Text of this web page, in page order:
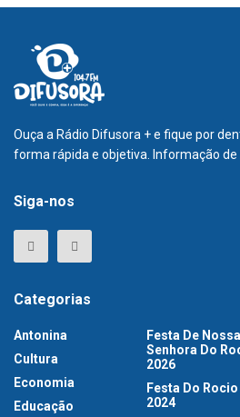
Ouça a Rádio Difusora + e fique por
forma rápida e objetiva. Informação de
Siga-nos
Categorias
Antonina
Cultura
Economia
Educação
Festa De Nossa
Senhora Do
2026
Festa Do Rocio
2024